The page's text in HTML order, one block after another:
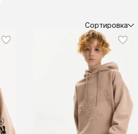
Сортировка